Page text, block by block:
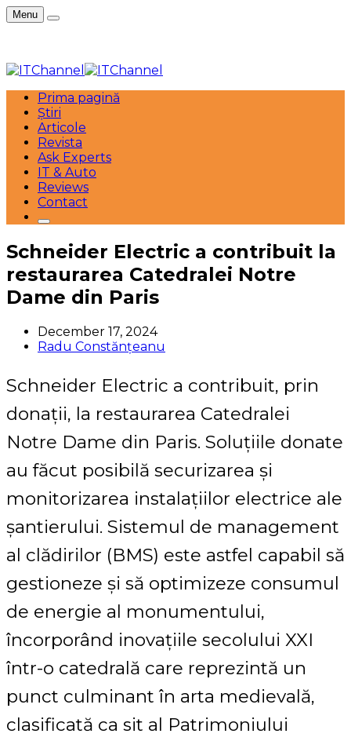
Menu
Prima pagină
Știri
Articole
Revista
Ask Experts
IT & Auto
Reviews
Contact
Schneider Electric a contribuit la
restaurarea Catedralei Notre
Dame din Paris
December 17, 2024
Radu Constănțeanu
Schneider Electric a contribuit, prin
donații, la restaurarea Catedralei
Notre Dame din Paris. Soluțiile donate
au făcut posibilă securizarea și
monitorizarea instalațiilor electrice ale
șantierului. Sistemul de management
al clădirilor (BMS) este astfel capabil să
gestioneze și să optimizeze consumul
de energie al monumentului,
încorporând inovațiile secolului XXI
într-o catedrală care reprezintă un
punct culminant în arta medievală,
clasificată ca sit al Patrimoniului